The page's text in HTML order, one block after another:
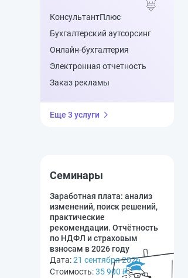
КонсультантПлюс
Бухгалтерский аутсорсинг
Онлайн-бухгалтерия
Электронная отчетность
Заказ рекламы
Еще 3 услуги
Семинары
Заработная плата: анализ
изменений, поиск решений,
практические
рекомендации. Отчётность
по НДФЛ и страховым
взносам в 2026 году
Дата:21 сентября 2026
Стоимость:35 900 ₽